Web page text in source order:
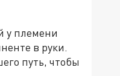
у племени
в руки.
путь, чтобы